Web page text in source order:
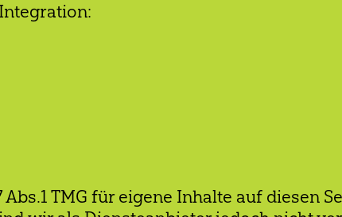
TMG für eigene Inhalte auf diesen